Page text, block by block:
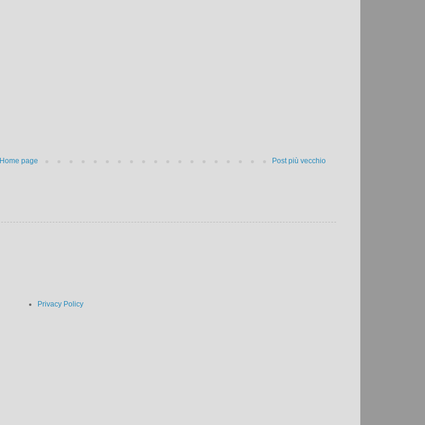
Post più vecchio
Home page
Privacy Policy